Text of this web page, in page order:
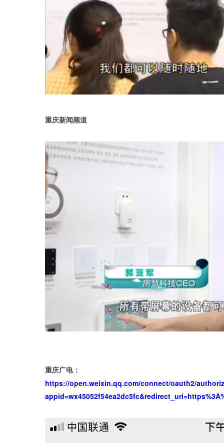
重庆新闻频道
重庆广电：
https://open.weixin.qq.com/connect/oauth2/